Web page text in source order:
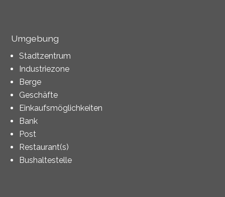
Umgebung
Stadtzentrum
Industriezone
Berge
Geschäfte
Einkaufsmöglichkeiten
Bank
Post
Restaurant(s)
Bushaltestelle